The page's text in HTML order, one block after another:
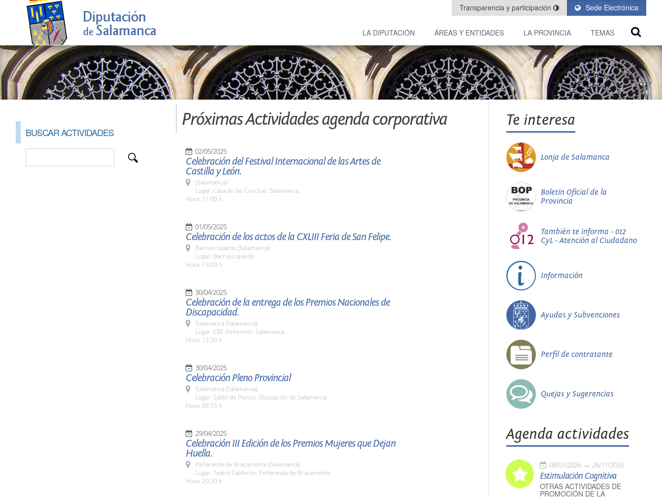
Sede Electrónica
Transparencia y participación
LA DIPUTACIÓN ÁREAS Y ENTIDADES LA PROVINCIA TEMAS
BUSCAR ACTIVIDADES
Próximas Actividades agenda corporativa
02/05/2025
Celebración del Festival Internacional de las Artes de
Castilla y León.
(Salamanca)
Lugar: Casa de las Conchas. Salamanca.
Hora: 11:00 h.
01/05/2025
Celebración de los actos de la CXLIII Feria de San Felipe.
Barruecopardo (Salamanca)
Lugar: Barruecopardo
Hora: 13:00 h.
30/04/2025
Celebración de la entrega de los Premios Nacionales de
Discapacidad.
Salamanca (Salamanca)
Lugar: CRE Alzheimer. Salamanca.
Hora: 12:30 h.
30/04/2025
Celebración Pleno Provincial
Salamanca (Salamanca)
Lugar: Salón de Plenos. Diputación de Salamanca.
Hora: 09:15 h
29/04/2025
Celebración III Edición de los Premios Mujeres que Dejan
Huella.
Peñaranda de Bracamonte (Salamanca)
Lugar: Teatro Calderón. Peñaranda de Bracamonte.
Hora: 20:30 h
Te interesa
Lonja de Salamanca
Boletín Oficial de la
Provincia
También te informa - 012
CyL - Atención al Ciudadano
Información
Ayudas y Subvenciones
Perfil de contratante
Quejas y Sugerencias
Agenda actividades
08/01/2026 26/11/2026
Estimulación Cognitiva
OTRAS ACTIVIDADES DE
PROMOCIÓN DE LA